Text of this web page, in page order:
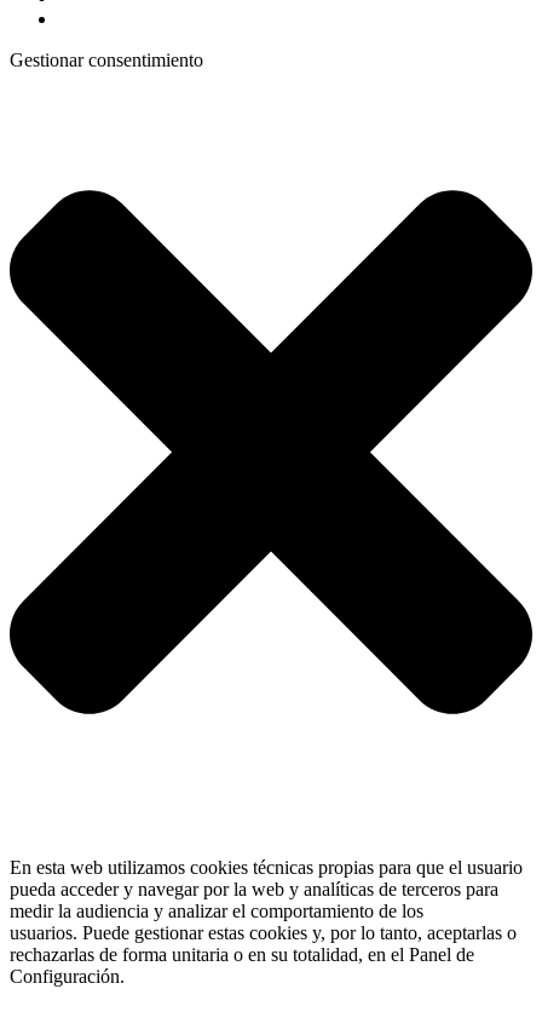
Gestionar consentimiento
En esta web utilizamos cookies técnicas propias para que el usuario
pueda acceder y navegar por la web y analíticas de terceros para
medir la audiencia y analizar el comportamiento de los
usuarios. Puede gestionar estas cookies y, por lo tanto, aceptarlas o
rechazarlas de forma unitaria o en su totalidad, en el Panel de
Configuración.